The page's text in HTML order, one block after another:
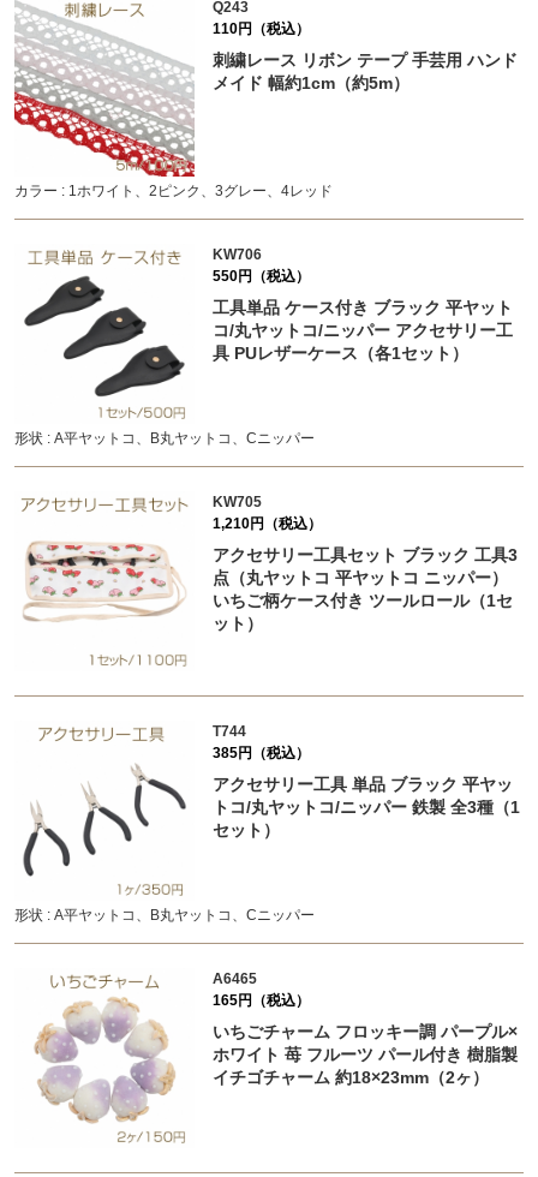
Q243
110円（税込）
刺繍レース リボン テープ 手芸用 ハンド
メイド 幅約1cm（約5m）
カラー : 1ホワイト、2ピンク、3グレー、4レッド
KW706
550円（税込）
工具単品 ケース付き ブラック 平ヤット
コ/丸ヤットコ/ニッパー アクセサリー工
具 PUレザーケース（各1セット）
形状 : A平ヤットコ、B丸ヤットコ、Cニッパー
KW705
1,210円（税込）
アクセサリー工具セット ブラック 工具3
点（丸ヤットコ 平ヤットコ ニッパー）
いちご柄ケース付き ツールロール（1セ
ット）
T744
385円（税込）
アクセサリー工具 単品 ブラック 平ヤッ
トコ/丸ヤットコ/ニッパー 鉄製 全3種（1
セット）
形状 : A平ヤットコ、B丸ヤットコ、Cニッパー
A6465
165円（税込）
いちごチャーム フロッキー調 パープル×
ホワイト 苺 フルーツ パール付き 樹脂製
イチゴチャーム 約18×23mm（2ヶ）